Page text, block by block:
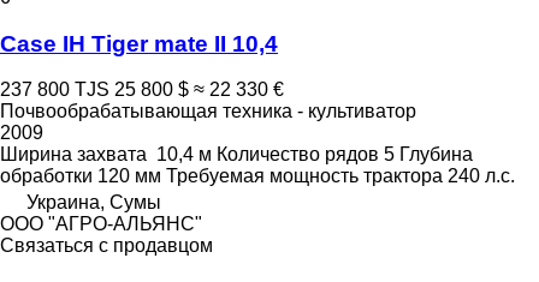
Case IH Tiger mate II 10,4
237 800 TJS 25 800 $ ≈ 22 330 €
Почвообрабатывающая техника - культиватор
2009
Ширина захвата 10,4 м Количество рядов 5 Глубина
обработки 120 мм Требуемая мощность трактора 240 л.с.
Украина, Сумы
ООО "АГРО-АЛЬЯНС"
Связаться с продавцом